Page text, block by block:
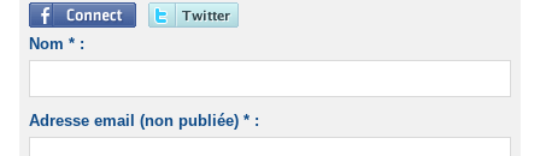
Nom * :
Adresse email (non publiée) * :